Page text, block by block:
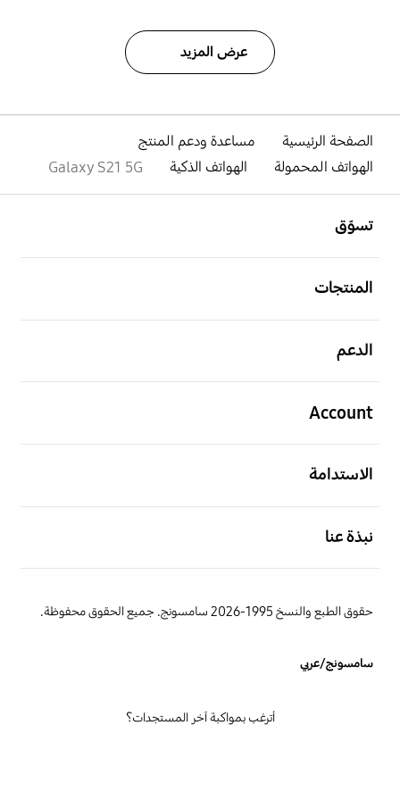
عرض المزيد
الصفحة الرئيسية
مساعدة ودعم المنتج
الهواتف المحمولة
الهواتف الذكية Galaxy S21 5G
تسوّق
المنتجات
الدعم
Account
الاستدامة
نبذة عنا
حقوق الطبع والنسخ 1995-2026 سامسونج. جميع الحقوق محفوظة.
سامسونج/عربي
أترغب بمواكبة آخر المستجدات؟